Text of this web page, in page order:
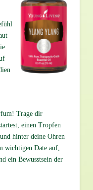
Trage dir
einen Tropfen
hinter deine Ohren
wichtigen Date auf,
ein Bewusstsein der